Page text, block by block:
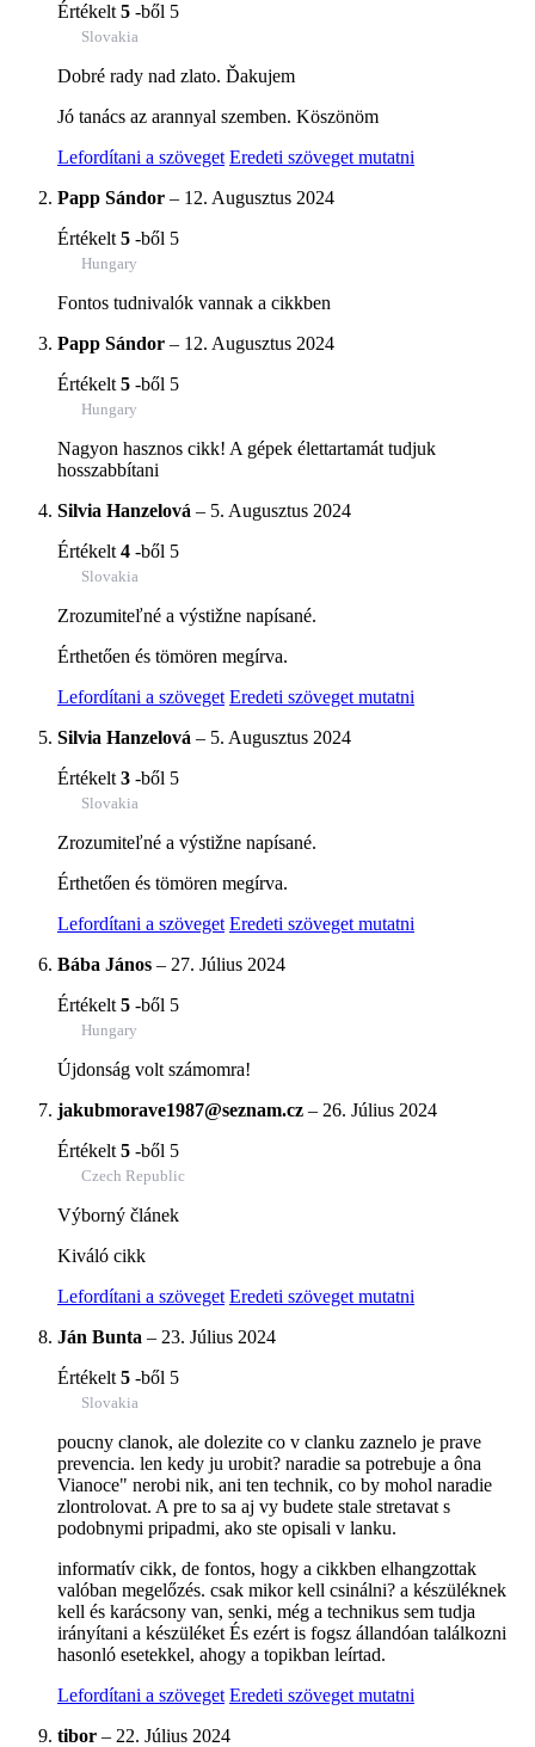
Értékelt 5 -ből 5
Slovakia
Dobré rady nad zlato. Ďakujem
Jó tanács az arannyal szemben. Köszönöm
Lefordítani a szöveget Eredeti szöveget mutatni
Papp Sándor – 12. Augusztus 2024
Értékelt 5 -ből 5
Hungary
Fontos tudnivalók vannak a cikkben
Papp Sándor – 12. Augusztus 2024
Értékelt 5 -ből 5
Hungary
Nagyon hasznos cikk! A gépek élettartamát tudjuk
hosszabbítani
Silvia Hanzelová – 5. Augusztus 2024
Értékelt 4 -ből 5
Slovakia
Zrozumiteľné a výstižne napísané.
Érthetően és tömören megírva.
Lefordítani a szöveget Eredeti szöveget mutatni
Silvia Hanzelová – 5. Augusztus 2024
Értékelt 3 -ből 5
Slovakia
Zrozumiteľné a výstižne napísané.
Érthetően és tömören megírva.
Lefordítani a szöveget Eredeti szöveget mutatni
Bába János – 27. Július 2024
Értékelt 5 -ből 5
Hungary
Újdonság volt számomra!
jakubmorave1987@seznam.cz – 26. Július 2024
Értékelt 5 -ből 5
Czech Republic
Výborný článek
Kiváló cikk
Lefordítani a szöveget Eredeti szöveget mutatni
Ján Bunta – 23. Július 2024
Értékelt 5 -ből 5
Slovakia
poucny clanok, ale dolezite co v clanku zaznelo je prave
prevencia. len kedy ju urobit? naradie sa potrebuje a ôna
Vianoce" nerobi nik, ani ten technik, co by mohol naradie
zlontrolovat. A pre to sa aj vy budete stale stretavat s
podobnymi pripadmi, ako ste opisali v lanku.
informatív cikk, de fontos, hogy a cikkben elhangzottak
valóban megelőzés. csak mikor kell csinálni? a készüléknek
kell és karácsony van, senki, még a technikus sem tudja
irányítani a készüléket És ezért is fogsz állandóan találkozni
hasonló esetekkel, ahogy a topikban leírtad.
Lefordítani a szöveget Eredeti szöveget mutatni
tibor – 22. Július 2024